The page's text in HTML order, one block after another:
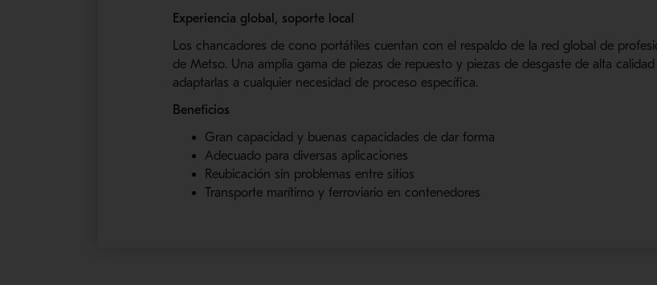
Experiencia global, soporte local
Los chancadores de cono portátiles cuentan con el respaldo de la red global de
deMetso. Una amplia gama de piezas de repuesto y piezas de desgaste de alta
adaptarlas a cualquier necesidad de proceso específica.
Beneficios
Gran capacidad y buenas capacidades de dar forma
Adecuado para diversas aplicaciones
Reubicación sin problemas entre sitios
Transporte marítimo y ferroviario en contenedores